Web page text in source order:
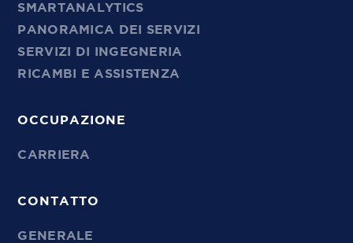
SMARTANALYTICS
PANORAMICA DEI SERVIZI
SERVIZI DI INGEGNERIA
RICAMBI E ASSISTENZA
OCCUPAZIONE
CARRIERA
CONTATTO
GENERALE